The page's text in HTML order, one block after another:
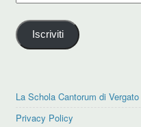
mail
Iscriviti
La Schola Cantorum di Vergato
Privacy Policy